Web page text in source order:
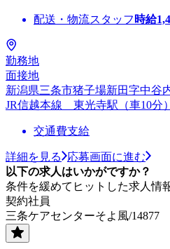
配送・物流スタッフ 時給
勤務地
面接地
新潟県三条市猪子場新田字中谷
JR信越本線 東光寺駅（車10分）
交通費支給
詳細を見る
応募画面に進む
以下の求人はいかがですか？
条件を緩めてヒットした求人情
契約社員
三条ケアセンターそよ風/14877